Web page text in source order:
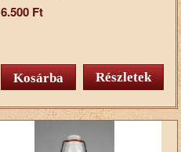
6.500 Ft
Részletek